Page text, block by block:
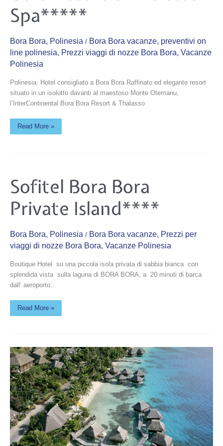
Spa*****
Bora Bora, Polinesia / Bora Bora vacanze, preventivi on
line polinesia, Prezzi viaggi di nozze Bora Bora, Vacanze
Polinesia
Polinesia: Hotel consigliato a Bora Bora Raffinato ed elegante resort
situato in un isolotto davanti al maestoso Monte Otemanu,
l’InterContinental Bora Bora Resort & Thalasso
Read More »
Sofitel Bora Bora
Private Island****
Bora Bora, Polinesia / Bora Bora vacanze, Prezzi per
viaggi di nozze Bora Bora, Vacanze Polinesia
Boutique Hotel su una piccola isola privata di sabbia bianca con
splendida vista sulla laguna di BORA BORA, a 20 minuti di barca
dall’ aeroporto..
Sofitel
Bora
Bora
Private
Island****
Read More »